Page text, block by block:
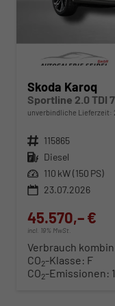
Skoda Karoq
Sportline 2.0 TDI
unverbindliche Lieferzeit:
Fahrzeugnr. 115865
Kraftstoff Diesel
Leistung 110 kW (150 PS)
23.07.2026
45.570,– €
incl. 19% MwSt.
Verbrauch
CO2-Klasse: F
CO2-Emissionen: